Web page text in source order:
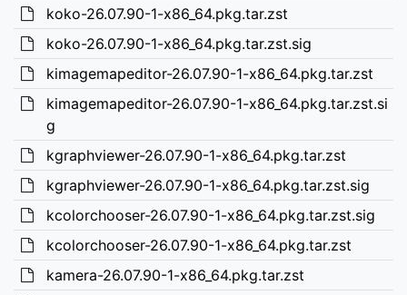
koko-26.07.90-1-x86_64.pkg.tar.zst
koko-26.07.90-1-x86_64.pkg.tar.zst.sig
kimagemapeditor-26.07.90-1-x86_64.pkg.tar.zst
kimagemapeditor-26.07.90-1-x86_64.pkg.tar.zst.si
g
kgraphviewer-26.07.90-1-x86_64.pkg.tar.zst
kgraphviewer-26.07.90-1-x86_64.pkg.tar.zst.sig
kcolorchooser-26.07.90-1-x86_64.pkg.tar.zst.sig
kcolorchooser-26.07.90-1-x86_64.pkg.tar.zst
kamera-26.07.90-1-x86_64.pkg.tar.zst